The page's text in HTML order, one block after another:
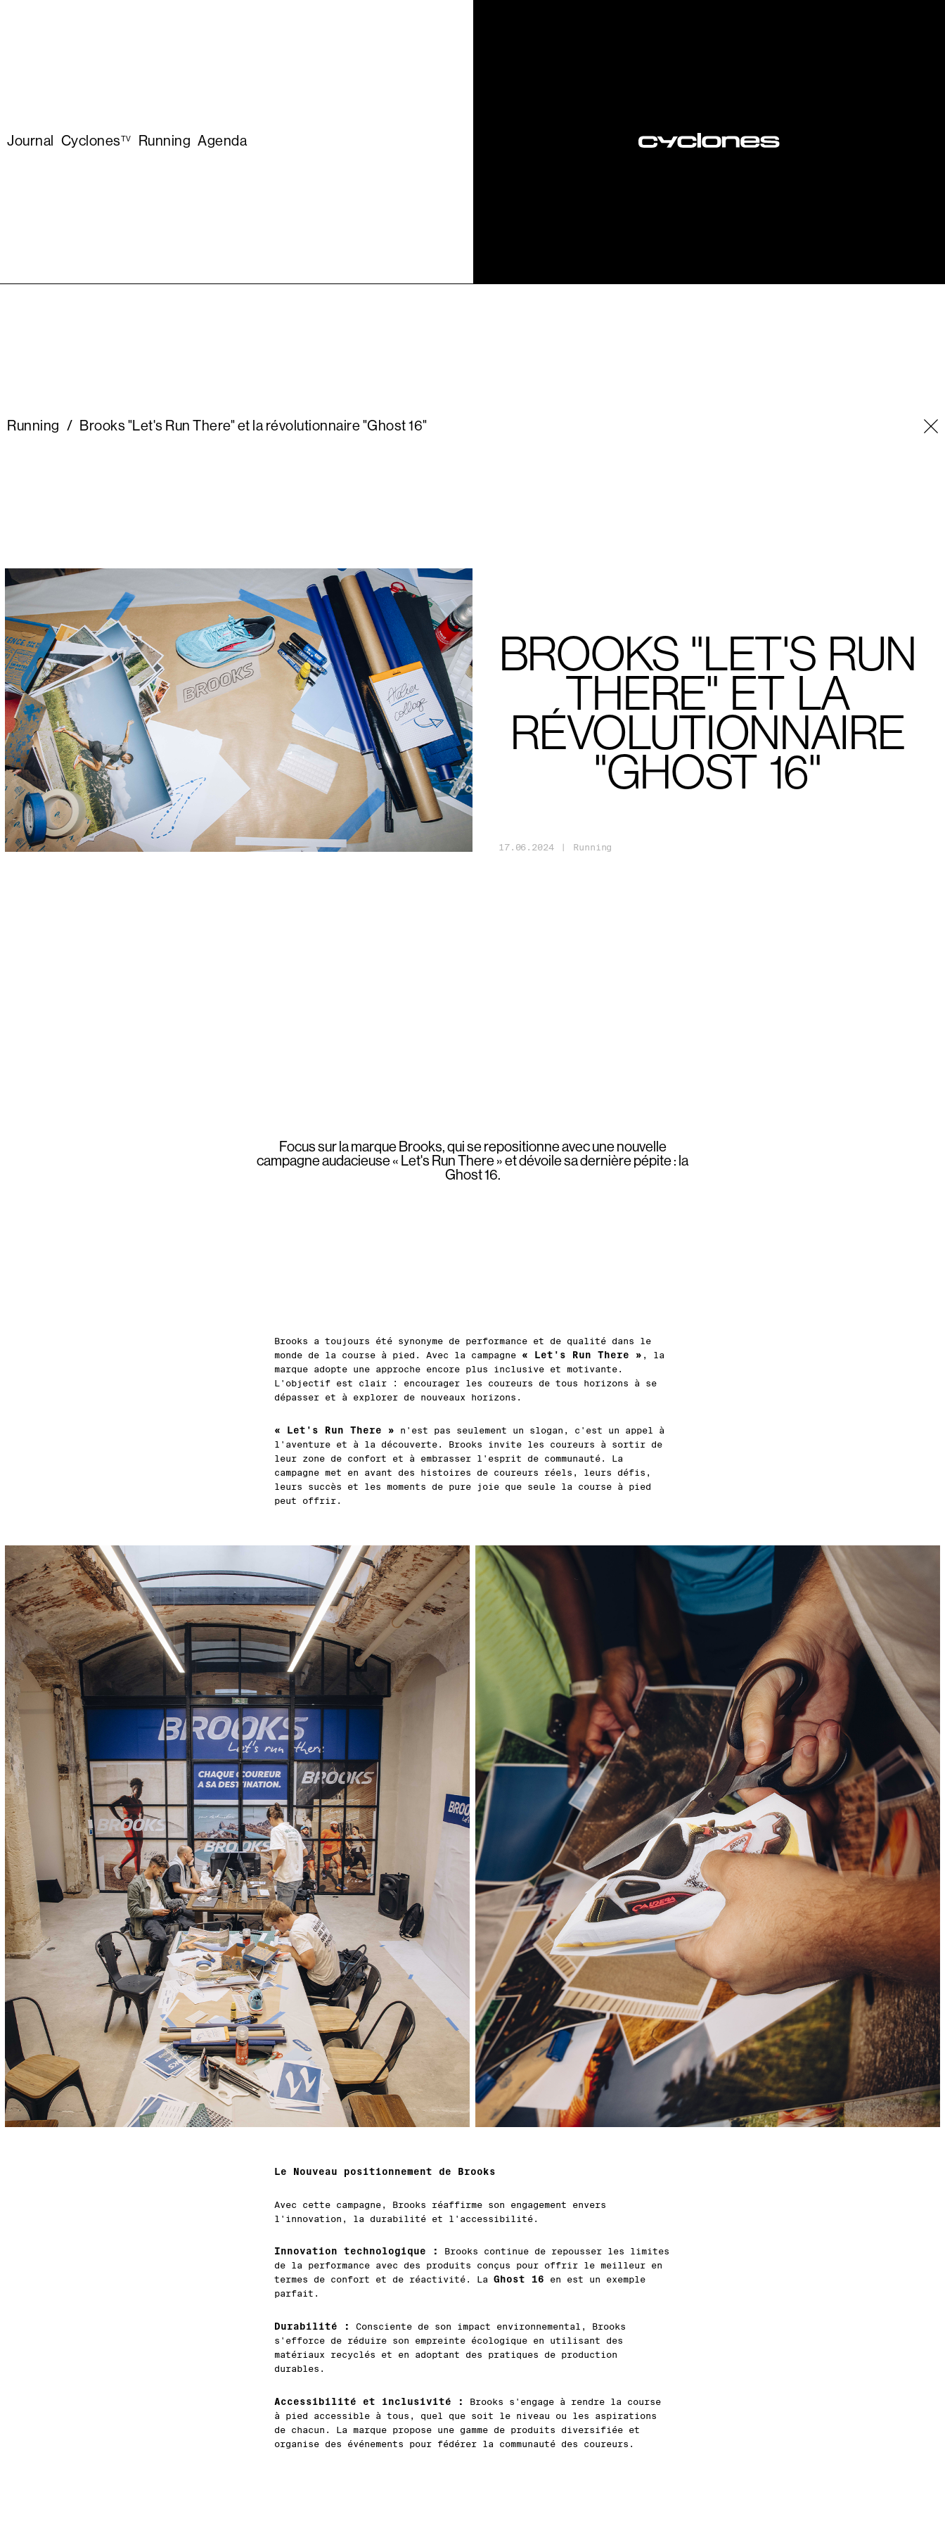
Journal CyclonesTV Running Agenda
Running / Brooks "Let's Run There" et la révolutionnaire "Ghost 16"
BROOKS "LET'S RUN
THERE" ET LA
RÉVOLUTIONNAIRE
"GHOST 16"
17. 06 . 2024 | Running
Focus sur la marque Brooks, qui se repositionne avec une nouvelle
campagne audacieuse « Let's Run There » et dévoile sa dernière pépite : la
Ghost 16.
Brooks a toujours été synonyme de performance et de qualité dans le
monde de la course à pied. Avec la campagne « Let's Run There » , la
marque adopte une approche encore plus inclusive et motivante.
L'objectif est clair : encourager les coureurs de tous horizons à se
dépasser et à explorer de nouveaux horizons.
« Let's Run There » n'est pas seulement un slogan, c'est un appel à
l'aventure et à la découverte. Brooks invite les coureurs à sortir de
leur zone de confort et à embrasser l'esprit de communauté. La
campagne met en avant des histoires de coureurs réels, leurs défis,
leurs succès et les moments de pure joie que seule la course à pied
peut offrir.
Le Nouveau positionnement de Brooks
Avec cette campagne, Brooks réaffirme son engagement envers
l'innovation, la durabilité et l'accessibilité.
Innovation technologique :
Brooks continue de repousser les limites
de la performance avec des produits conçus pour offrir le meilleur en
termes de confort et de réactivité. La Ghost 16 en est un exemple
parfait.
Durabilité :
Consciente de son impact environnemental, Brooks
s'efforce de réduire son empreinte écologique en utilisant des
matériaux recyclés et en adoptant des pratiques de production
durables.
Accessibilité et inclusivité :
Brooks s'engage à rendre la course
à pied accessible à tous, quel que soit le niveau ou les aspirations
de chacun. La marque propose une gamme de produits diversifiée et
organise des événements pour fédérer la communauté des coureurs.